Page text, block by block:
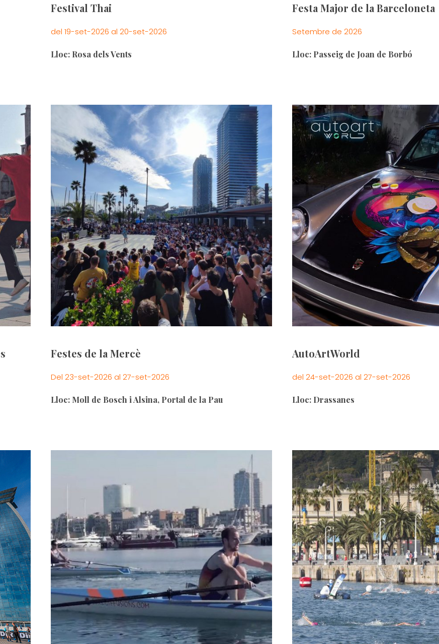
Festival Thai
del 19-set-2026 al 20-set-2026
Lloc: Rosa dels Vents
Festa Major de la Barceloneta
Setembre de 2026
Lloc: Passeig de Joan de Borbó
Festes de la Mercè
Del 23-set-2026 al 27-set-2026
Lloc: Moll de Bosch i Alsina, Portal de la Pau
AutoArtWorld
del 24-set-2026 al 27-set-2026
Lloc: Drassanes